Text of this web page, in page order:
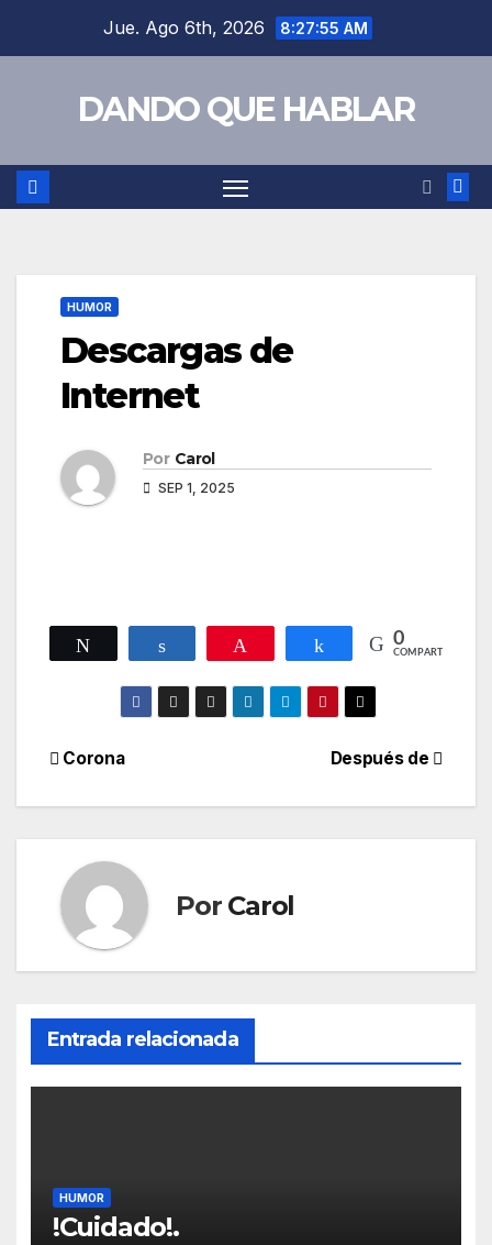
Jue. Ago 6th, 2026 8:27:56 AM
DANDO QUE HABLAR
HUMOR
Descargas de
Internet
Por Carol
SEP 1, 2025
Twittear Compartir Compartir
0
COMPARTIR
Navegación
de
entradas
Después de
Corona
Por Carol
Entrada relacionada
HUMOR
!Cuidado!.